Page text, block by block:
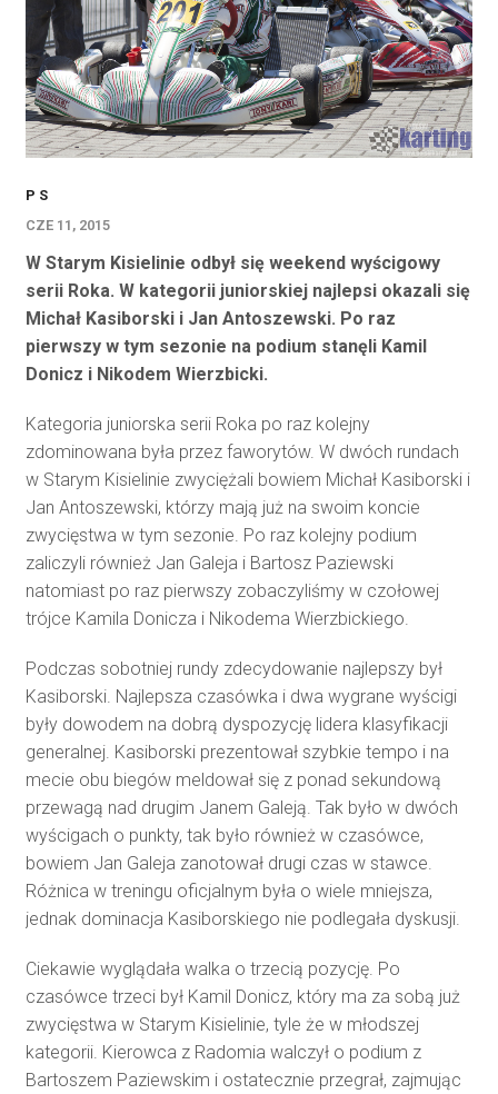
P S
CZE 11, 2015
W Starym Kisielinie odbył się weekend wyścigowy
serii Roka. W kategorii juniorskiej najlepsi okazali się
Michał Kasiborski i Jan Antoszewski. Po raz
pierwszy w tym sezonie na podium stanęli Kamil
Donicz i Nikodem Wierzbicki.
Kategoria juniorska serii Roka po raz kolejny
zdominowana była przez faworytów. W dwóch rundach
w Starym Kisielinie zwyciężali bowiem Michał Kasiborski i
Jan Antoszewski, którzy mają już na swoim koncie
zwycięstwa w tym sezonie. Po raz kolejny podium
zaliczyli również Jan Galeja i Bartosz Paziewski
natomiast po raz pierwszy zobaczyliśmy w czołowej
trójce Kamila Donicza i Nikodema Wierzbickiego.
Podczas sobotniej rundy zdecydowanie najlepszy był
Kasiborski. Najlepsza czasówka i dwa wygrane wyścigi
były dowodem na dobrą dyspozycję lidera klasyfikacji
generalnej. Kasiborski prezentował szybkie tempo i na
mecie obu biegów meldował się z ponad sekundową
przewagą nad drugim Janem Galeją. Tak było w dwóch
wyścigach o punkty, tak było również w czasówce,
bowiem Jan Galeja zanotował drugi czas w stawce.
Różnica w treningu oficjalnym była o wiele mniejsza,
jednak dominacja Kasiborskiego nie podlegała dyskusji.
Ciekawie wyglądała walka o trzecią pozycję. Po
czasówce trzeci był Kamil Donicz, który ma za sobą już
zwycięstwa w Starym Kisielinie, tyle że w młodszej
kategorii. Kierowca z Radomia walczył o podium z
Bartoszem Paziewskim i ostatecznie przegrał, zajmując